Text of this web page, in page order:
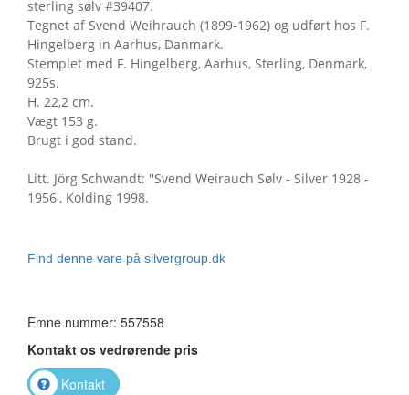
sterling sølv #39407.
Tegnet af Svend Weihrauch (1899-1962) og udført hos F.
Hingelberg in Aarhus, Danmark.
Stemplet med F. Hingelberg, Aarhus, Sterling, Denmark,
925s.
H. 22,2 cm.
Vægt 153 g.
Brugt i god stand.
Litt. Jörg Schwandt: ''Svend Weirauch Sølv - Silver 1928 -
1956', Kolding 1998.
Find denne vare på silvergroup.dk
Emne nummer: 557558
Kontakt os vedrørende pris
Kontakt